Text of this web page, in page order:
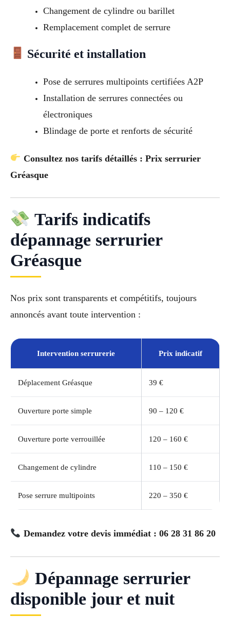
Changement de cylindre ou barillet
Remplacement complet de serrure
Sécurité et installation
Pose de serrures multipoints certifiées A2P
Installation de serrures connectées ou
électroniques
Blindage de porte et renforts de sécurité
Consultez nos tarifs détaillés : Prix serrurier
Gréasque
Tarifs indicatifs
dépannage serrurier
Gréasque
Nos prix sont transparents et compétitifs, toujours
annoncés avant toute intervention :
Intervention serrurerie Prix indicatif
Déplacement Gréasque 39 €
Ouverture porte simple 90 – 120 €
Ouverture porte verrouillée 120 – 160 €
Changement de cylindre 110 – 150 €
Pose serrure multipoints 220 – 350 €
Demandez votre devis immédiat : 06 28 31 86 20
Dépannage serrurier
disponible jour et nuit